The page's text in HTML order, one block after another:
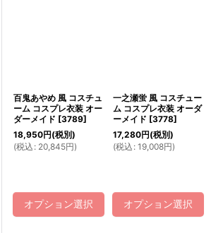
百鬼あやめ 風 コスチュ
ーム コスプレ衣装 オー
ダーメイド [3789]
18,950円(税別)
(税込 : 20,845円)
オプション選択
一之瀬蛍 風 コスチュー
ム コスプレ衣装 オーダ
ーメイド [3778]
17,280円(税別)
(税込 : 19,008円)
オプション選択